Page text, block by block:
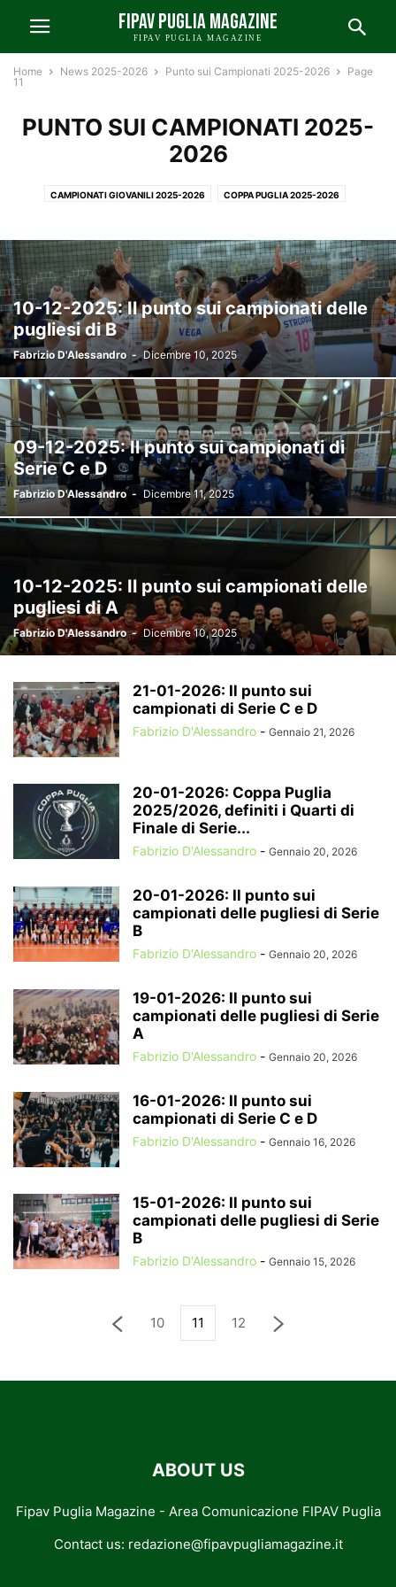
FIPAV PUGLIA MAGAZINE
FIPAV PUGLIA MAGAZINE
Home News 2025-2026 Punto sui Campionati 2025-2026
Page
11
PUNTO SUI CAMPIONATI 2025-
2026
CAMPIONATI GIOVANILI 2025-2026 COPPA PUGLIA 2025-2026
10-12-2025: Il punto sui campionati delle
pugliesi di B
Fabrizio D'Alessandro - Dicembre 10, 2025
09-12-2025: Il punto sui campionati di
Serie C e D
Fabrizio D'Alessandro - Dicembre 11, 2025
10-12-2025: Il punto sui campionati delle
pugliesi di A
Fabrizio D'Alessandro - Dicembre 10, 2025
21-01-2026: Il punto sui
campionati di Serie C e D
Fabrizio D'Alessandro - Gennaio 21, 2026
20-01-2026: Coppa Puglia
2025/2026, definiti i Quarti di
Finale di Serie...
Fabrizio D'Alessandro - Gennaio 20, 2026
20-01-2026: Il punto sui
campionati delle pugliesi di Serie
B
Fabrizio D'Alessandro - Gennaio 20, 2026
19-01-2026: Il punto sui
campionati delle pugliesi di Serie
A
Fabrizio D'Alessandro - Gennaio 20, 2026
16-01-2026: Il punto sui
campionati di Serie C e D
Fabrizio D'Alessandro - Gennaio 16, 2026
15-01-2026: Il punto sui
campionati delle pugliesi di Serie
B
Fabrizio D'Alessandro - Gennaio 15, 2026
10 11 12
ABOUT US
Fipav Puglia Magazine - Area Comunicazione FIPAV Puglia
Contact us: redazione@fipavpugliamagazine.it